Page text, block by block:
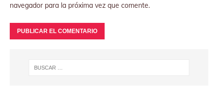
navegador para la próxima vez que comente.